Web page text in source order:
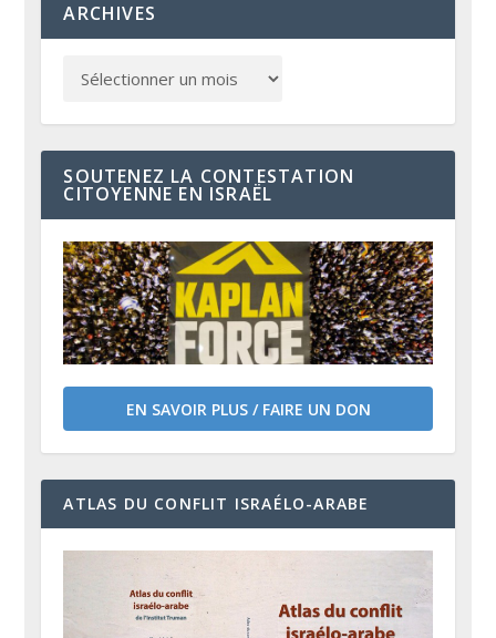
ARCHIVES
SOUTENEZ LA CONTESTATION
CITOYENNE EN ISRAËL
EN SAVOIR PLUS / FAIRE UN DON
ATLAS DU CONFLIT ISRAÉLO-ARABE